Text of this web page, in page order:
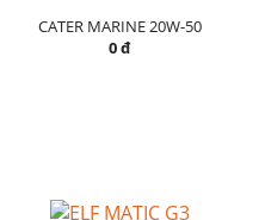
CATER MARINE 20W-50
0 đ